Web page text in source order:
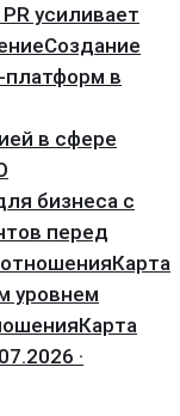
усиливает
Создание
в
в сфере
бизнеса с
перед
отношенияКарта
уровнем
Карта
·